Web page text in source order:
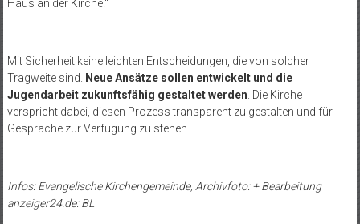
Haus an der Kirche.“
Mit Sicherheit keine leichten Entscheidungen, die von solcher
Tragweite sind. Neue Ansätze sollen entwickelt und die
Jugendarbeit zukunftsfähig gestaltet werden. Die Kirche
verspricht dabei, diesen Prozess transparent zu gestalten und für
Gespräche zur Verfügung zu stehen.
Infos: Evangelische Kirchengemeinde, Archivfoto: + Bearbeitung
anzeiger24.de: BL